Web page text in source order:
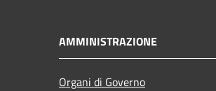
AMMINISTRAZIONE
Organi di Governo